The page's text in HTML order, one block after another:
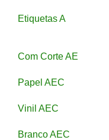
Etiquetas A
Com Corte AE
Papel AEC
Vinil AEC
Branco AEC